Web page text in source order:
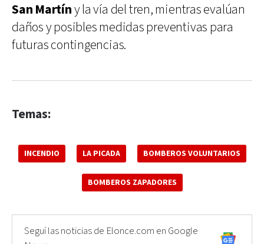
San Martíny la vía del tren, mientras evalúan
daños y posibles medidas preventivas para
futuras contingencias.
Temas:
INCENDIO LA PICADA BOMBEROS VOLUNTARIOS
BOMBEROS ZAPADORES
Seguí las noticias de Elonce.com en Google